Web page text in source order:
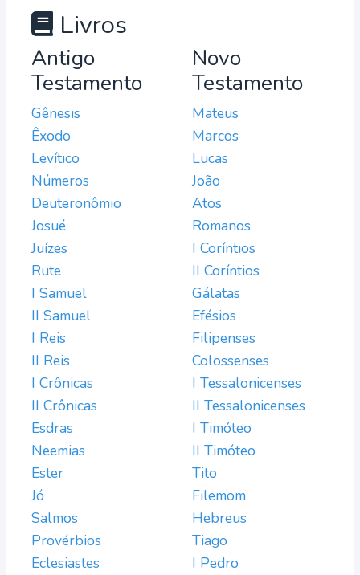
Livros
Antigo
Testamento
Gênesis
Êxodo
Levítico
Números
Deuteronômio
Josué
Juízes
Rute
I Samuel
II Samuel
I Reis
II Reis
I Crônicas
II Crônicas
Esdras
Neemias
Ester
Jó
Salmos
Provérbios
Eclesiastes
Novo
Testamento
Mateus
Marcos
Lucas
João
Atos
Romanos
I Coríntios
II Coríntios
Gálatas
Efésios
Filipenses
Colossenses
I Tessalonicenses
II Tessalonicenses
I Timóteo
II Timóteo
Tito
Filemom
Hebreus
Tiago
I Pedro